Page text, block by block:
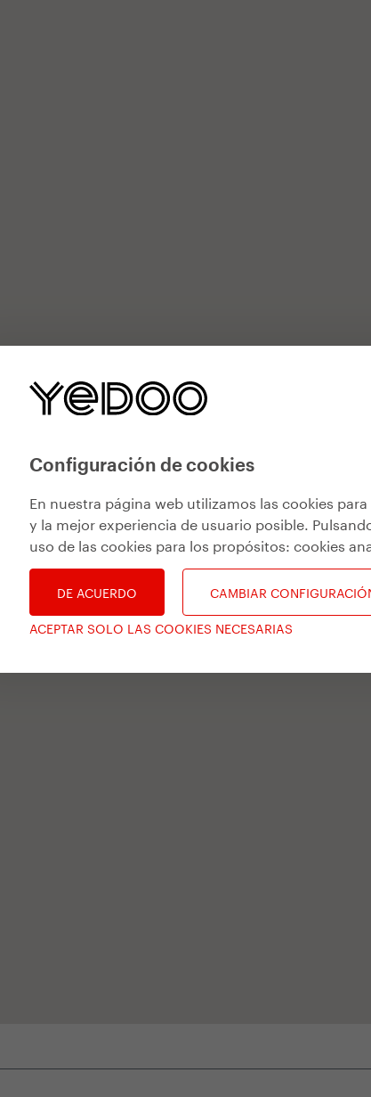
Configuración de cookies
En nuestra página web utilizamos las cookies
y la mejor experiencia de usuario posible.
uso de las cookies para los propósitos: cookies
DE ACUERDO
CAMBIAR
ACEPTAR SOLO LAS COOKIES NECESARIAS